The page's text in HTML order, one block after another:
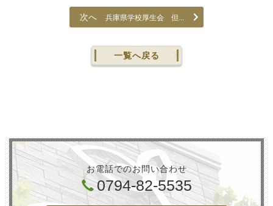
次へ 兵庫県学校厚生会 但...
一覧へ戻る
お電話でのお問い合わせ
0794-82-5535